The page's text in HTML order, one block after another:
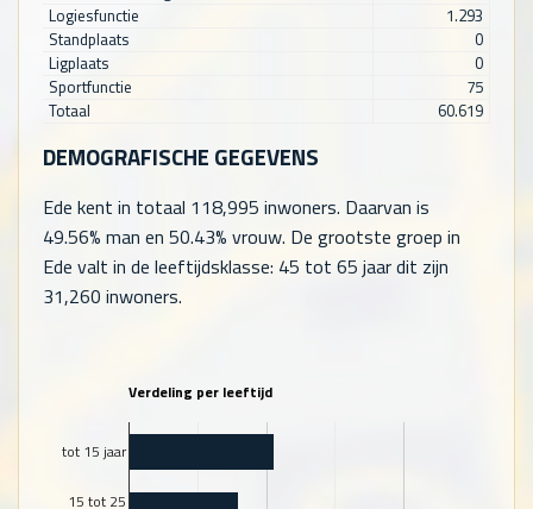
Logiesfunctie
1.293
Standplaats
0
Ligplaats
0
Sportfunctie
75
Totaal
60.619
DEMOGRAFISCHE GEGEVENS
Ede kent in totaal 118,995 inwoners. Daarvan is
49.56% man en 50.43% vrouw. De grootste groep in
Ede valt in de leeftijdsklasse: 45 tot 65 jaar dit zijn
31,260 inwoners.
Verdeling per leeftijd
tot 15 jaar
15 tot 25